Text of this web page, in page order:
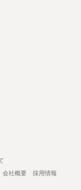
会社概要
採用情報